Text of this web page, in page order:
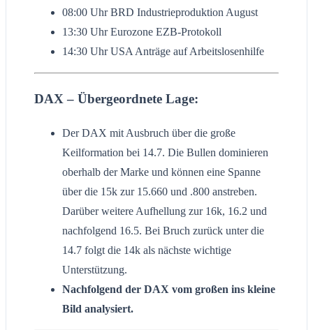
08:00 Uhr BRD Industrieproduktion August
13:30 Uhr Eurozone EZB-Protokoll
14:30 Uhr USA Anträge auf Arbeitslosenhilfe
DAX – Übergeordnete Lage:
Der DAX mit Ausbruch über die große
Keilformation bei 14.7. Die Bullen dominieren
oberhalb der Marke und können eine Spanne
über die 15k zur 15.660 und .800 anstreben.
Darüber weitere Aufhellung zur 16k, 16.2 und
nachfolgend 16.5. Bei Bruch zurück unter die
14.7 folgt die 14k als nächste wichtige
Unterstützung.
Nachfolgend der DAX vom großen ins kleine
Bild analysiert.